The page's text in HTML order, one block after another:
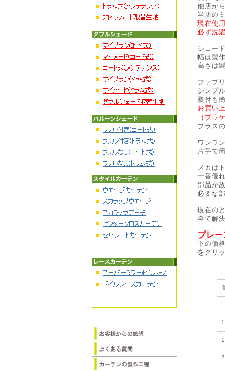
他店か
当店の
現在使
必ず洗
シェー
幅は製
高さは
ファブ
シンプ
取付も
お買い
（ブラ
プラス
ワンラ
片手で
メカは
一番優
部品が
必要な
現在の
全て解
プレ
下の価
をクリ